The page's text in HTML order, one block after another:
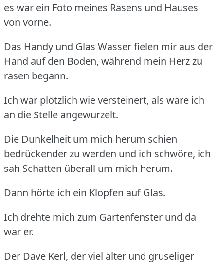
es war ein Foto meines Rasens und Hauses
von vorne.
Das Handy und Glas Wasser fielen mir aus der
Hand auf den Boden, während mein Herz zu
rasen begann.
Ich war plötzlich wie versteinert, als wäre ich
an die Stelle angewurzelt.
Die Dunkelheit um mich herum schien
bedrückender zu werden und ich schwöre, ich
sah Schatten überall um mich herum.
Dann hörte ich ein Klopfen auf Glas.
Ich drehte mich zum Gartenfenster und da
war er.
Der Dave Kerl, der viel älter und gruseliger